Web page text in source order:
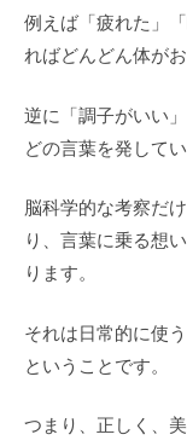
例えば「疲れた」
ればどんどん体が
逆に「調子がいい
どの言葉を発して
脳科学的な考察だ
り、言葉に乗る想
ります。
それは日常的に使
ということです。
つまり、正しく、